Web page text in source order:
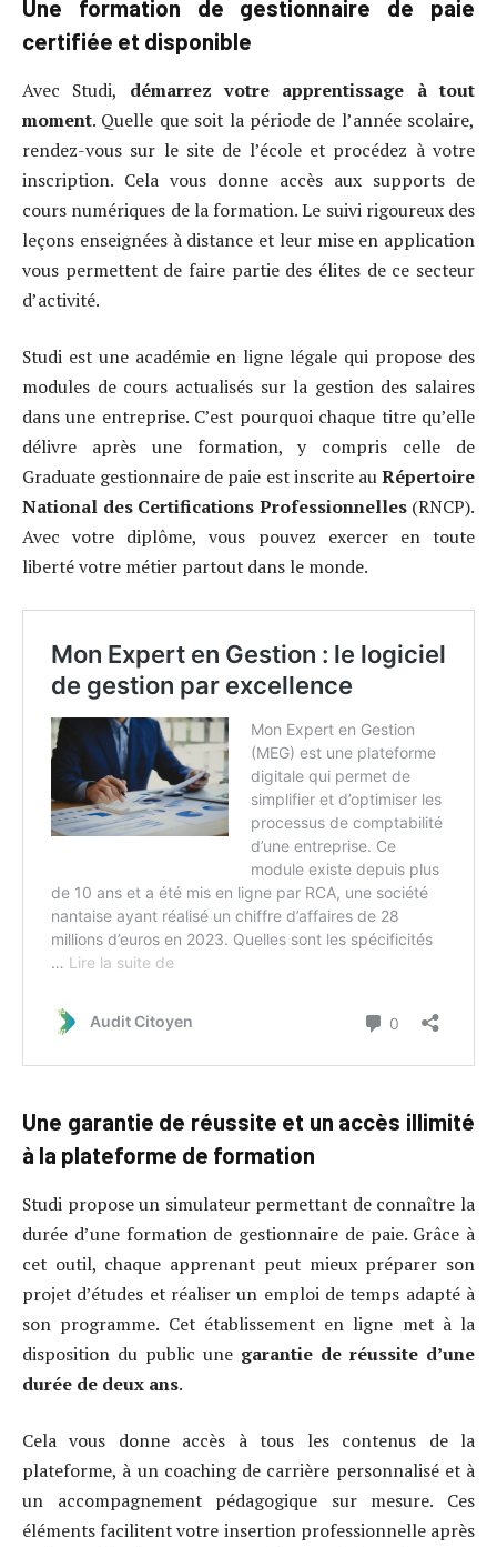
Une formation de gestionnaire de paie
certifiée et disponible
Avec Studi, démarrez votre apprentissage à tout
moment. Quelle que soit la période de l’année scolaire,
rendez-vous sur le site de l’école et procédez à votre
inscription. Cela vous donne accès aux supports de
cours numériques de la formation. Le suivi rigoureux des
leçons enseignées à distance et leur mise en application
vous permettent de faire partie des élites de ce secteur
d’activité.
Studi est une académie en ligne légale qui propose des
modules de cours actualisés sur la gestion des salaires
dans une entreprise. C’est pourquoi chaque titre qu’elle
délivre après une formation, y compris celle de
Graduate gestionnaire de paie est inscrite auRépertoire
National des Certifications Professionnelles(RNCP).
Avec votre diplôme, vous pouvez exercer en toute
liberté votre métier partout dans le monde.
Une garantie de réussite et un accès illimité
à la plateforme de formation
Studi propose un simulateur permettant de connaître la
durée d’une formation de gestionnaire de paie. Grâce à
cet outil, chaque apprenant peut mieux préparer son
projet d’études et réaliser un emploi de temps adapté à
son programme. Cet établissement en ligne met à la
disposition du public une garantie de réussite d’une
durée de deux ans.
Cela vous donne accès à tous les contenus de la
plateforme, à un coaching de carrière personnalisé et à
un accompagnement pédagogique sur mesure. Ces
éléments facilitent votre insertion professionnelle après